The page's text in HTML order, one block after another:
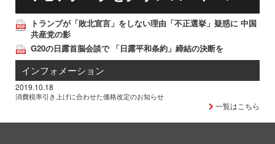
トランプが「敗北宣言」をしない理由「不正選挙」疑惑に 中国
共産党の影
G20の日露首脳会談で 「日露平和条約」締結の決断を
インフォメーション
2019.10.18
消費税率引き上げに合わせた価格改定のお知らせ
一覧はこちら